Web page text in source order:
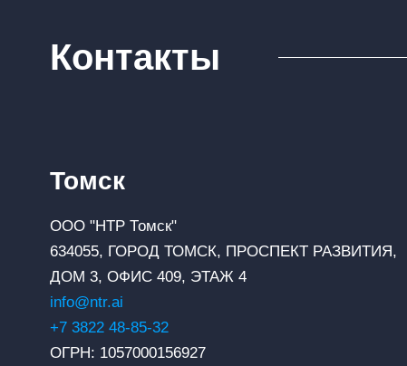
Контакты
Томск
ООО "НТР Томск"
634055, ГОРОД ТОМСК, ПРОСПЕКТ РАЗВИТИЯ,
ДОМ 3, ОФИС 409, ЭТАЖ 4
info@ntr.ai
+7 3822 48-85-32
ОГРН: 1057000156927